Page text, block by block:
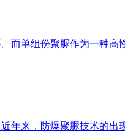
而单组份聚脲作为一种
年来，防爆聚脲技术的